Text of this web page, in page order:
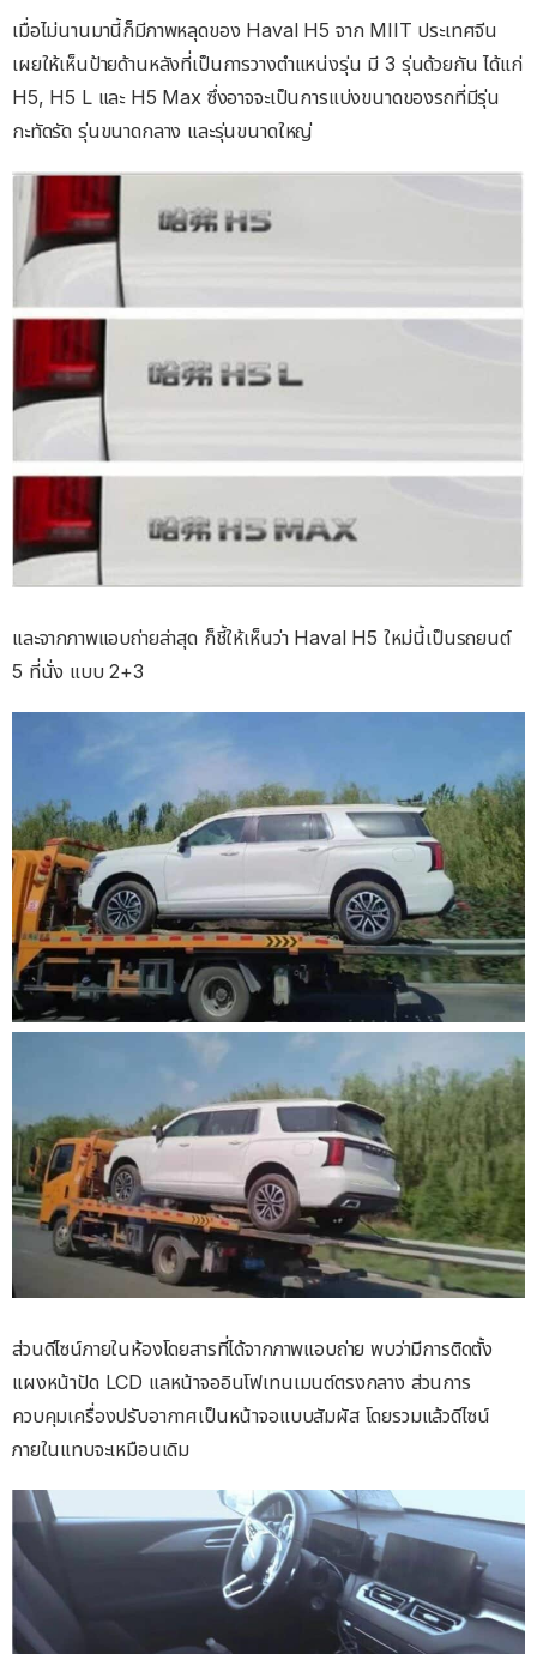
เมื่อไม่นานมานี้ก็มีภาพหลุดของ Haval H5 จาก MIIT ประเทศจีน
เผยให้เห็นป้ายด้านหลังที่เป็นการวางตำแหน่งรุ่น มี 3 รุ่นด้วยกัน ได้แก่
H5, H5 L และ H5 Max ซึ่งอาจจะเป็นการแบ่งขนาดของรถที่มีรุ่น
กะทัดรัด รุ่นขนาดกลาง และรุ่นขนาดใหญ่
และจากภาพแอบถ่ายล่าสุด ก็ชี้ให้เห็นว่า Haval H5 ใหม่นี้เป็นรถยนต์
5 ที่นั่ง แบบ 2+3
ส่วนดีไซน์ภายในห้องโดยสารที่ได้จากภาพแอบถ่าย พบว่ามีการติดตั้ง
แผงหน้าปัด LCD แลหน้าจออินโฟเทนเมนต์ตรงกลาง ส่วนการ
ควบคุมเครื่องปรับอากาศเป็นหน้าจอแบบสัมผัส โดยรวมแล้วดีไซน์
ภายในแทบจะเหมือนเดิม